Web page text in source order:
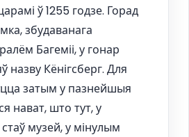
ў 1255 годзе. Горад
збудаванага
Багеміі, у гонар
назву Кёнігсберг. Для
затым у пазнейшыя
нават, што тут, у
музей, у мінулым